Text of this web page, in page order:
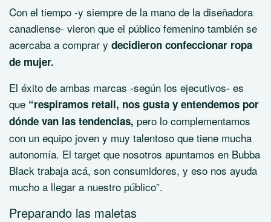
Con el tiempo -y siempre de la mano de la diseñadora
canadiense- vieron que el público femenino también se
acercaba a comprar y decidieron confeccionar ropa
de mujer.
El éxito de ambas marcas -según los ejecutivos- es
que “respiramos retail, nos gusta y entendemos por
dónde van las tendencias, pero lo complementamos
con un equipo joven y muy talentoso que tiene mucha
autonomía. El target que nosotros apuntamos en Bubba
Black trabaja acá, son consumidores, y eso nos ayuda
mucho a llegar a nuestro público”.
Preparando las maletas